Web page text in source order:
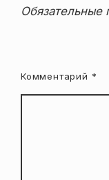
Комментарий *